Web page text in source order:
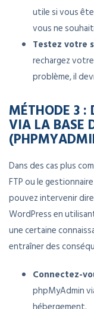
utile si vous
vous ne
Testez votre
rechargez
problème, il
MÉTHODE 3 :
VIA LA BASE
Dans des cas plus
FTP ou le
pouvez intervenir
WordPress en
une certaine
entraîner des
Connectez-
phpMyAdmin